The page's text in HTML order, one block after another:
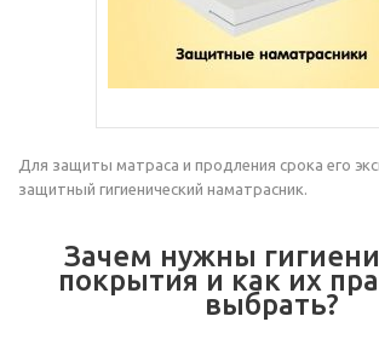
Для защиты матраса и продления срока его
защитный гигиенический наматрасник.
Зачем нужны
покрытия и как их
выбрать?